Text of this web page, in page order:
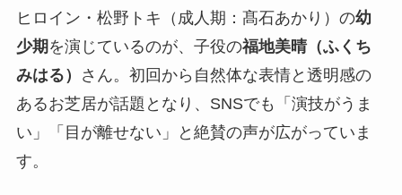
ヒロイン・松野トキ（成人期：髙石あかり）の幼
少期 を演じているのが、子役の福地美晴（ふくち
みはる）
さん。初回から自然体な表情と透明感の
あるお芝居が話題となり、SNSでも「演技がうま
い」「目が離せない」と絶賛の声が広がっていま
す。